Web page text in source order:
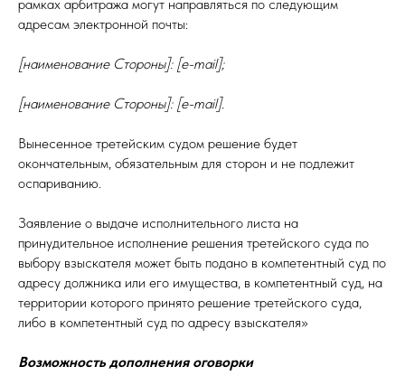
рамках арбитража могут направляться по следующим
адресам электронной почты:
[наименование Стороны]: [e-mail];
[наименование Стороны]: [e-mail].
Вынесенное третейским судом решение будет
окончательным, обязательным для сторон и не подлежит
оспариванию.
Заявление о выдаче исполнительного листа на
принудительное исполнение решения третейского суда по
выбору взыскателя может быть подано в компетентный суд по
адресу должника или его имущества, в компетентный суд, на
территории которого принято решение третейского суда,
либо в компетентный суд по адресу взыскателя»
Возможность дополнения оговорки